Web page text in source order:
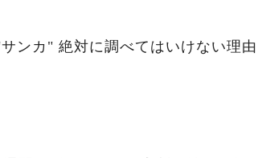
ンカ" 絶対に調べてはいけない理由